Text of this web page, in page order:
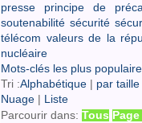
presse
principe de
soutenabilité sécurité
télécom valeurs de la
nucléaire
Mots-clés les plus
Tri :Alphabétique
par taille
Nuage
Liste
Parcourir dans: Tous